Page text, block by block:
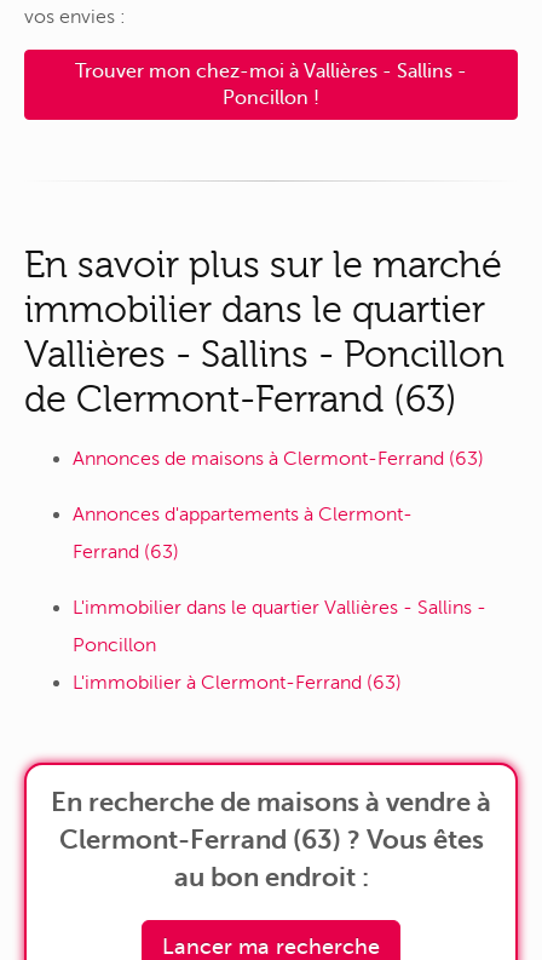
vos envies :
Trouver mon chez-moi à Vallières - Sallins -
Poncillon !
En savoir plus sur le marché
immobilier dans le quartier
Vallières - Sallins - Poncillon
de Clermont-Ferrand (63)
Annonces de maisons à Clermont-Ferrand (63)
Annonces d'appartements à Clermont-
Ferrand (63)
L'immobilier dans le quartier Vallières - Sallins -
Poncillon
L'immobilier à Clermont-Ferrand (63)
En recherche de maisons à vendre à
Clermont-Ferrand (63) ? Vous êtes
au bon endroit :
Lancer ma recherche